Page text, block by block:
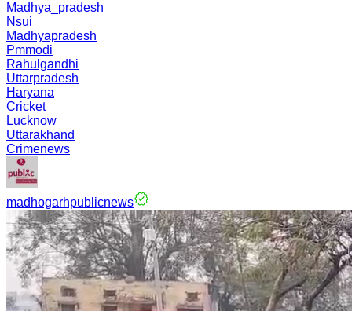
Madhya_pradesh
Nsui
Madhyapradesh
Pmmodi
Rahulgandhi
Uttarpradesh
Haryana
Cricket
Lucknow
Uttarakhand
Crimenews
madhogarhpublicnews